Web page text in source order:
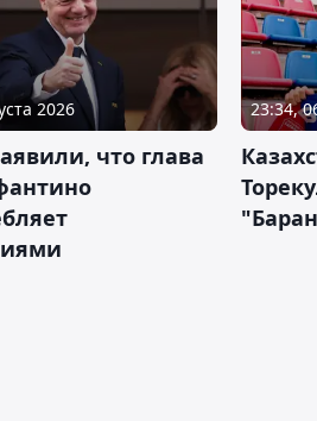
2026
что глава
23:34,